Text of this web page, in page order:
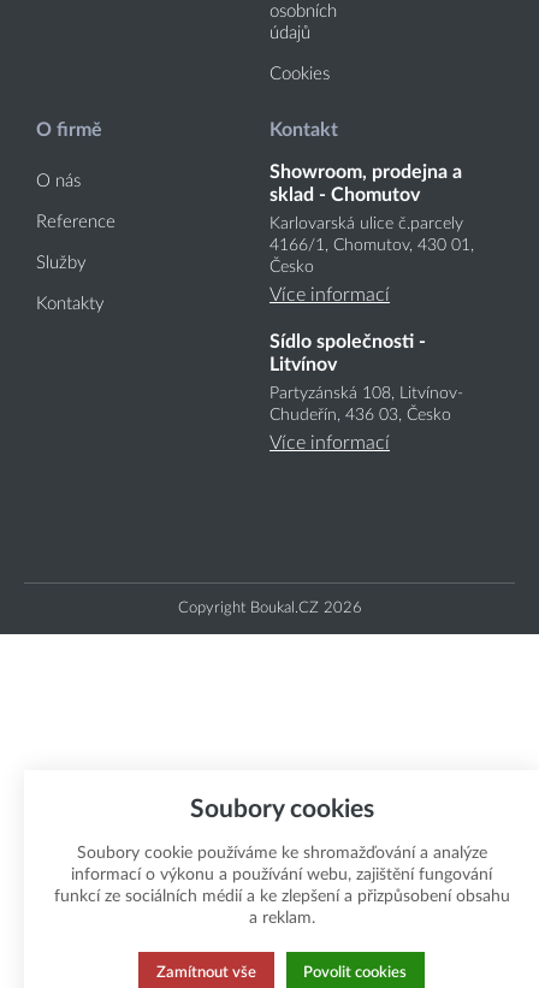
osobních
údajů
Cookies
O firmě
O nás
Reference
Služby
Kontakty
Kontakt
Showroom, prodejna a
sklad - Chomutov
Karlovarská ulice č.parcely
4166/1, Chomutov, 430 01,
Česko
Více informací
Sídlo společnosti -
Litvínov
Partyzánská 108, Litvínov-
Chudeřín, 436 03, Česko
Více informací
Copyright Boukal.CZ 2026
Soubory cookies
Soubory cookie používáme ke shromažďování a analýze
informací o výkonu a používání webu, zajištění fungování
funkcí ze sociálních médií a ke zlepšení a přizpůsobení obsahu
a reklam.
Zamítnout vše Povolit cookies